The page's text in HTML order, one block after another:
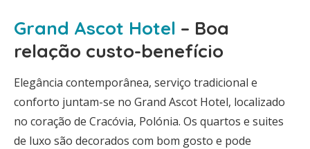
Grand Ascot Hotel – Boa
relação custo-benefício
Elegância contemporânea, serviço tradicional e
conforto juntam-se no Grand Ascot Hotel, localizado
no coração de Cracóvia, Polónia. Os quartos e suites
de luxo são decorados com bom gosto e pode